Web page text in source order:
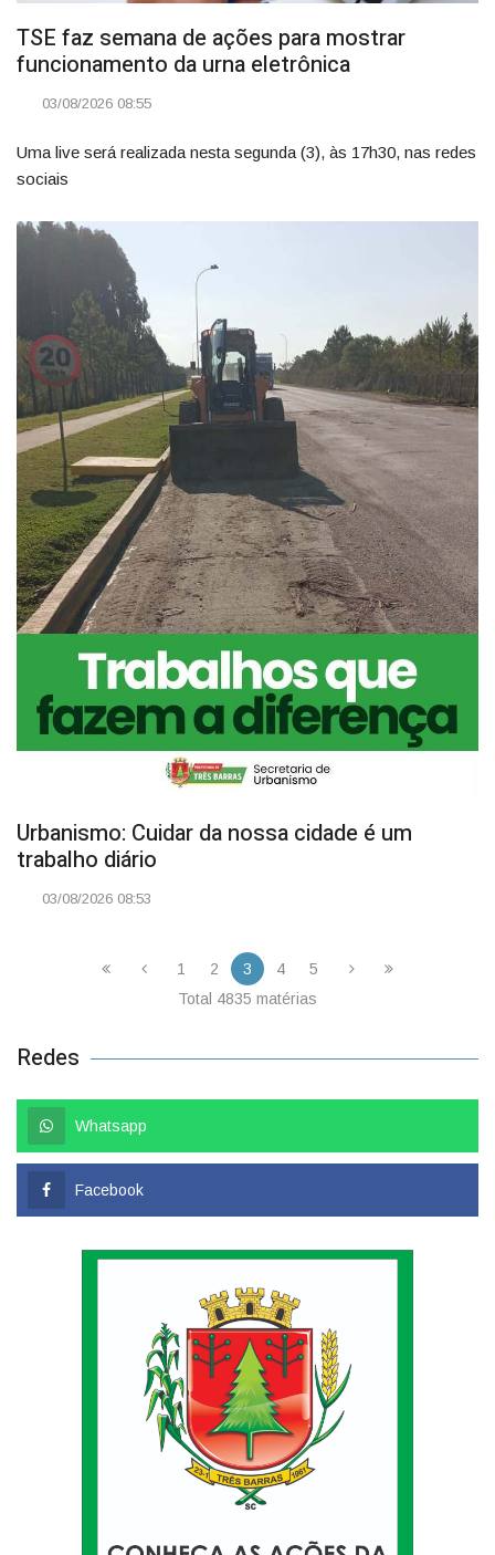
TSE faz semana de ações para mostrar
funcionamento da urna eletrônica
03/08/2026 08:55
Uma live será realizada nesta segunda (3), às 17h30, nas redes
sociais
Urbanismo: Cuidar da nossa cidade é um
trabalho diário
03/08/2026 08:53
1 2 3 4
5
Total 4835 matérias
Redes
Whatsapp
Facebook